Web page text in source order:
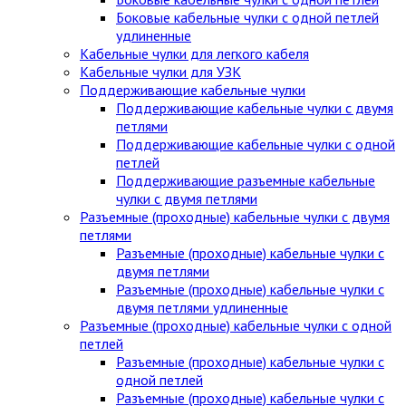
Боковые кабельные чулки с одной петлей
удлиненные
Кабельные чулки для легкого кабеля
Кабельные чулки для УЗК
Поддерживающие кабельные чулки
Поддерживающие кабельные чулки с двумя
петлями
Поддерживающие кабельные чулки с одной
петлей
Поддерживающие разъемные кабельные
чулки с двумя петлями
Разъемные (проходные) кабельные чулки с двумя
петлями
Разъемные (проходные) кабельные чулки с
двумя петлями
Разъемные (проходные) кабельные чулки с
двумя петлями удлиненные
Разъемные (проходные) кабельные чулки с одной
петлей
Разъемные (проходные) кабельные чулки с
одной петлей
Разъемные (проходные) кабельные чулки с